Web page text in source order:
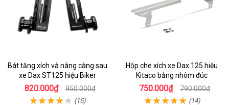
Bát tăng xích và nâng càng sau
xe Dax ST125 hiệu Biker
820.000₫ 950.000₫
(15)
Hộp che xích xe Dax 125 hiệu
Kitaco bằng nhôm đúc
750.000₫ 790.000₫
(14)